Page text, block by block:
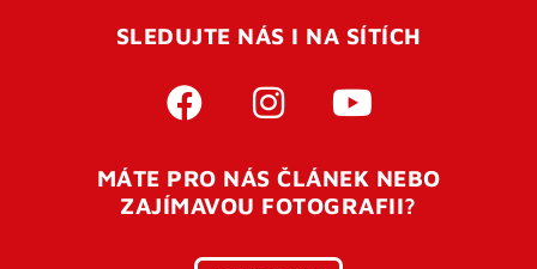
Pro úspěšné dokončení registrace je potřeba
vaší e-mailovouadresu. Po úspěšném odeslání
otevření tohoto odkazu se váš účet ověří a můžete se
přihlásit. Nezapomeňte zkontrolovat složku SPAM ve
SLEDUJTE NÁS I NA SÍTÍCH
MÁTE PRO NÁS ČLÁNEK NEBO
ZAJÍMAVOU FOTOGRAFII?